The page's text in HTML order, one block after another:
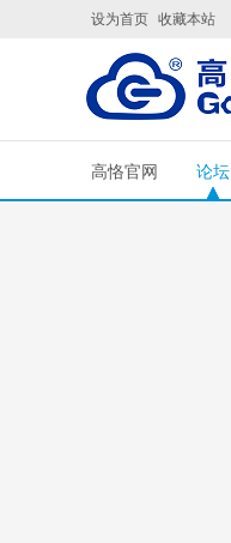
设为首页 收藏本站
高恪官网 论坛